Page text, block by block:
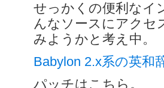
せっかくの便利なイ
んなソースにアクセ
みようかと考え中。
Babylon 2.x系の英和
パッチはこちら。